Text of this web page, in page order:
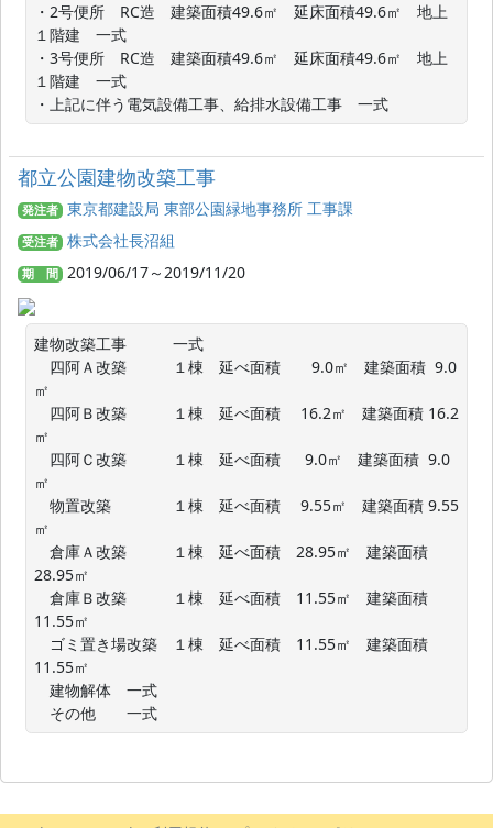
・2号便所　RC造　建築面積49.6㎡　延床面積49.6㎡　地上
１階建　一式
・3号便所　RC造　建築面積49.6㎡　延床面積49.6㎡　地上
１階建　一式
・上記に伴う電気設備工事、給排水設備工事　一式
都立公園建物改築工事
発注者 東京都建設局 東部公園緑地事務所 工事課
受注者 株式会社長沼組
期 間 2019/06/17～2019/11/20
建物改築工事　　　一式
四阿Ａ改築　　　１棟　延べ面積　　9.0㎡　建築面積  9.0
㎡
四阿Ｂ改築　　　１棟　延べ面積　 16.2㎡　建築面積 16.2
㎡
四阿Ｃ改築　　　１棟　延べ面積　  9.0㎡　建築面積  9.0
㎡
物置改築　　　　１棟　延べ面積　 9.55㎡　建築面積 9.55
㎡
倉庫Ａ改築　　　１棟　延べ面積　28.95㎡　建築面積
28.95㎡
倉庫Ｂ改築　　　１棟　延べ面積　11.55㎡　建築面積
11.55㎡
ゴミ置き場改築　１棟　延べ面積　11.55㎡　建築面積
11.55㎡
建物解体　一式
その他　　一式